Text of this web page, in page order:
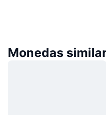
Monedas